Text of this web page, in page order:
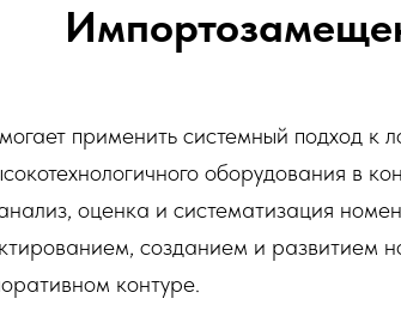
применить системный подход к
оборудования в
оценка и систематизация
созданием и развитием
контуре.